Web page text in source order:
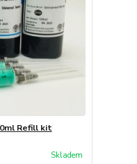
Refill kit
Skladem